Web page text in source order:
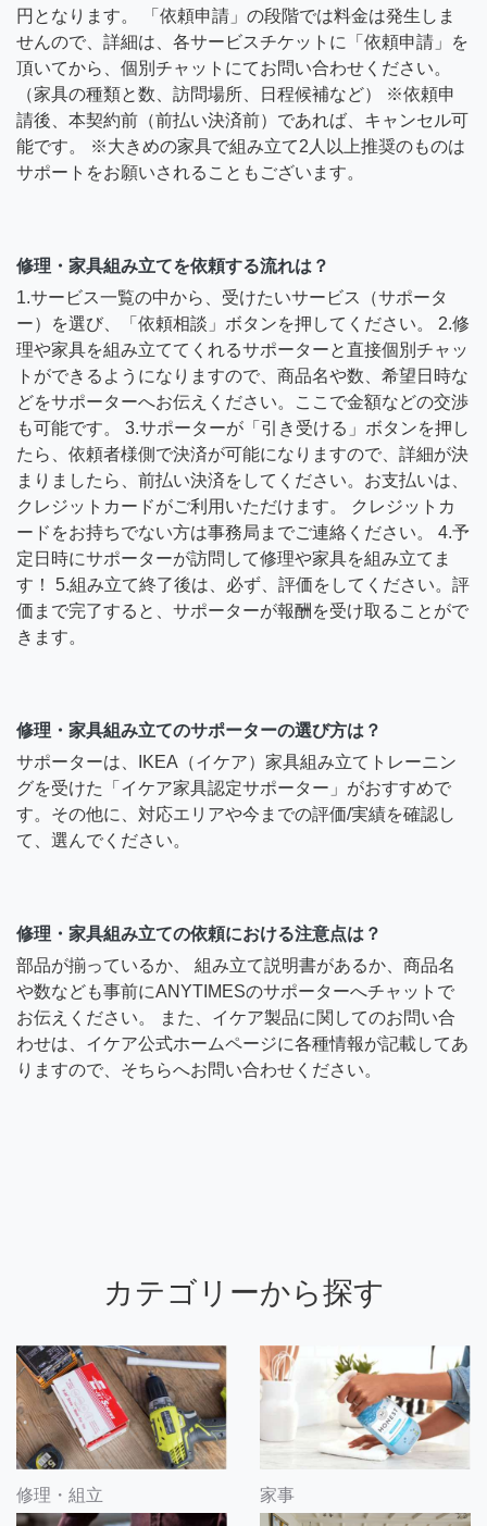
円となります。 「依頼申請」の段階では料金は発生しま
せんので、詳細は、各サービスチケットに「依頼申請」を
頂いてから、個別チャットにてお問い合わせください。
（家具の種類と数、訪問場所、日程候補など） ※依頼申
請後、本契約前（前払い決済前）であれば、キャンセル可
能です。 ※大きめの家具で組み立て2人以上推奨のものは
サポートをお願いされることもございます。
修理・家具組み立てを依頼する流れは？
1.サービス一覧の中から、受けたいサービス（サポータ
ー）を選び、「依頼相談」ボタンを押してください。 2.修
理や家具を組み立ててくれるサポーターと直接個別チャッ
トができるようになりますので、商品名や数、希望日時な
どをサポーターへお伝えください。ここで金額などの交渉
も可能です。 3.サポーターが「引き受ける」ボタンを押し
たら、依頼者様側で決済が可能になりますので、詳細が決
まりましたら、前払い決済をしてください。お支払いは、
クレジットカードがご利用いただけます。 クレジットカ
ードをお持ちでない方は事務局までご連絡ください。 4.予
定日時にサポーターが訪問して修理や家具を組み立てま
す！ 5.組み立て終了後は、必ず、評価をしてください。評
価まで完了すると、サポーターが報酬を受け取ることがで
きます。
修理・家具組み立てのサポーターの選び方は？
サポーターは、IKEA（イケア）家具組み立てトレーニン
グを受けた「イケア家具認定サポーター」がおすすめで
す。その他に、対応エリアや今までの評価/実績を確認し
て、選んでください。
修理・家具組み立ての依頼における注意点は？
部品が揃っているか、 組み立て説明書があるか、商品名
や数なども事前にANYTIMESのサポーターへチャットで
お伝えください。 また、イケア製品に関してのお問い合
わせは、イケア公式ホームページに各種情報が記載してあ
りますので、そちらへお問い合わせください。
カテゴリーから探す
修理・組立 家事